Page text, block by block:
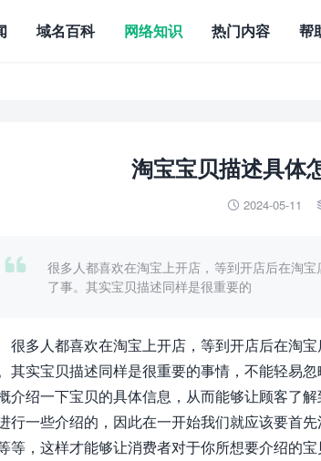
域名百科 网络知识 热门内容 帮
淘宝宝贝描述具体
 2024-05-11

很多人都喜欢在淘宝上开店，等到开店后在淘
了事。其实宝贝描述同样是很重要的
很多人都喜欢在淘宝上开店，等到开店后在淘
其实宝贝描述同样是很重要的事情，不能轻易
介绍一下宝贝的具体信息，从而能够让顾客
行一些介绍的，因此在一开始我们就应该要首
等，这样才能够让消费者对于你所想要介绍的